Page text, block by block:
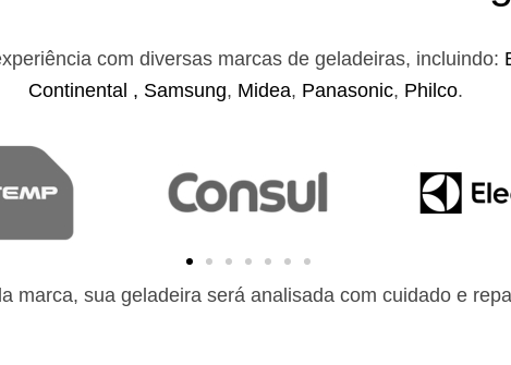
com diversas marcas de geladeiras, incluindo:
Continental , Samsung, Midea, Panasonic, Philco.
marca, sua geladeira será analisada com cuidado e